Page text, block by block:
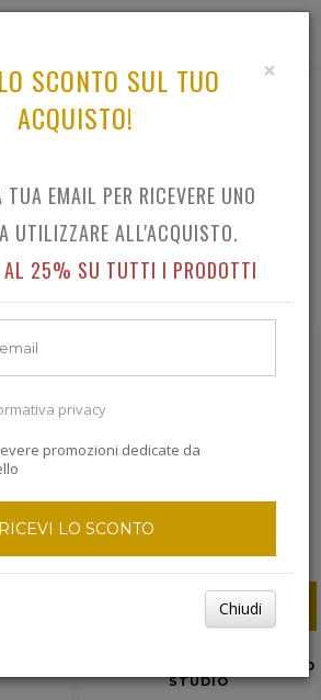
DANIEL WELLINGTON
BRANDS DANIEL
ACQUISTA ORA
DANIEL WELLINGTON QUADRO
STUDIO
×
SCONTO SUL TUO
ACQUISTO!
EMAIL PER RICEVERE UNO
UTILIZZARE ALL'ACQUISTO.
AL 25% SU TUTTI I PRODOTTI
privacy
promozioni dedicate da
RICEVI LO SCONTO
Chiudi